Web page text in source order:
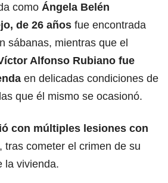
como Ángela Belén
de 26 años fue encontrada
sábanas, mientras que el
Alfonso Rubiano fue
en delicadas condiciones de
que él mismo se ocasionó.
con múltiples lesiones con
tras cometer el crimen de su
la vivienda.